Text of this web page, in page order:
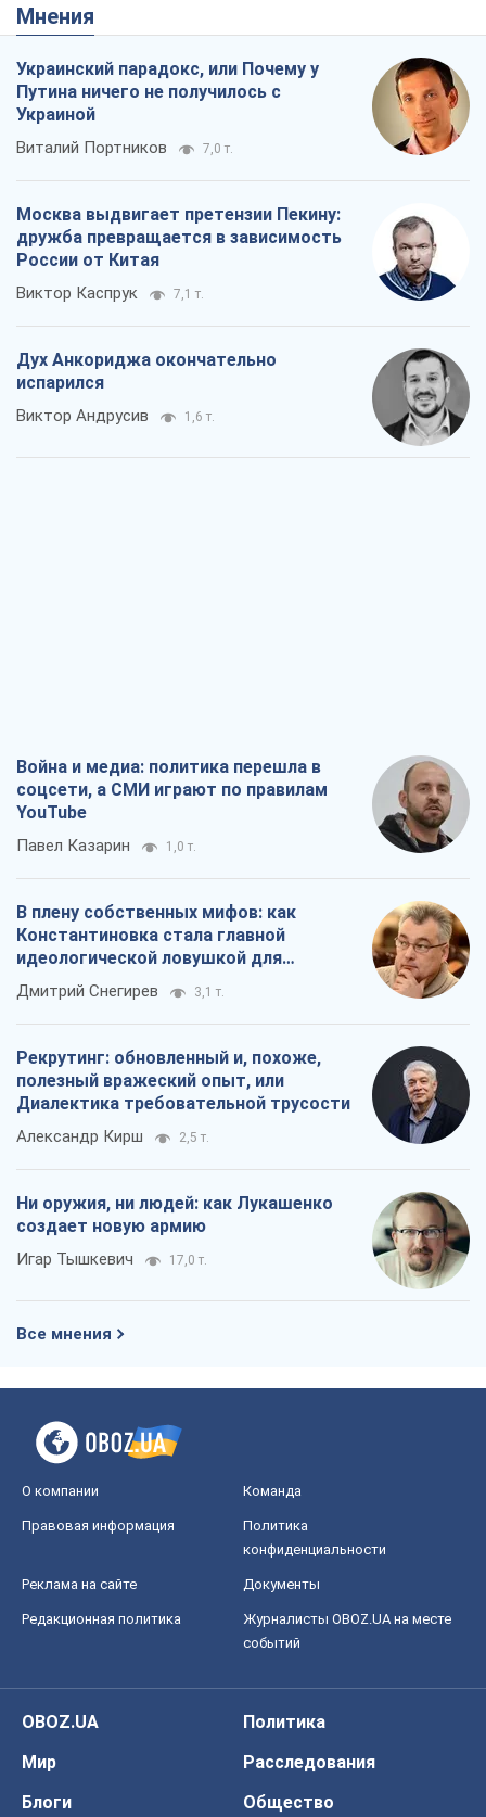
Мнения
Украинский парадокс, или Почему у
Путина ничего не получилось с
Украиной
Виталий Портников 7,0 т.
Москва выдвигает претензии Пекину:
дружба превращается в зависимость
России от Китая
Виктор Каспрук 7,1 т.
Дух Анкориджа окончательно
испарился
Виктор Андрусив 1,6 т.
Война и медиа: политика перешла в
соцсети, а СМИ играют по правилам
YouTube
Павел Казарин 1,0 т.
В плену собственных мифов: как
Константиновка стала главной
идеологической ловушкой для
российских оккупантов
Дмитрий Снегирев 3,1 т.
Рекрутинг: обновленный и, похоже,
полезный вражеский опыт, или
Диалектика требовательной трусости
Александр Кирш 2,5 т.
Ни оружия, ни людей: как Лукашенко
создает новую армию
Игар Тышкевич 17,0 т.
Все мнения
О компании Команда
Правовая информация
Политика
конфиденциальности
Реклама на сайте Документы
Редакционная политика
Журналисты OBOZ.UA на месте
событий
OBOZ.UA
Политика
Мир
Расследования
Блоги
Общество